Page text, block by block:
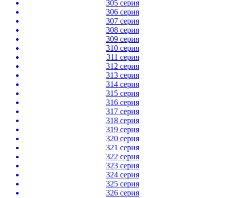
305 серия
306 серия
307 серия
308 серия
309 серия
310 серия
311 серия
312 серия
313 серия
314 серия
315 серия
316 серия
317 серия
318 серия
319 серия
320 серия
321 серия
322 серия
323 серия
324 серия
325 серия
326 серия